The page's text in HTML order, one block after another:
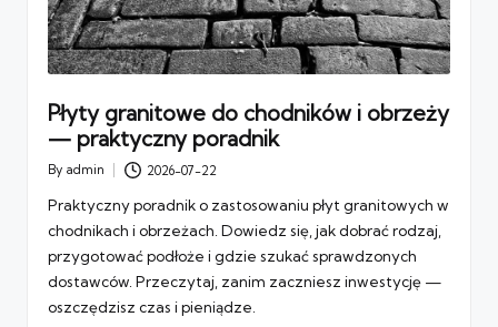
Płyty granitowe do chodników i obrzeży
— praktyczny poradnik
Posted
By admin 2026-07-22
Praktyczny poradnik o zastosowaniu płyt granitowych w
chodnikach i obrzeżach. Dowiedz się, jak dobrać rodzaj,
przygotować podłoże i gdzie szukać sprawdzonych
dostawców. Przeczytaj, zanim zaczniesz inwestycję —
oszczędzisz czas i pieniądze.